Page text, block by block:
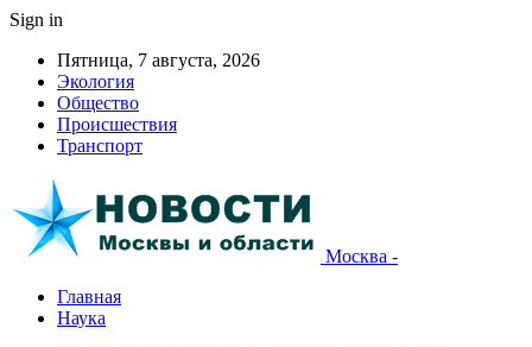
Sign in
Пятница, 7 августа, 2026
Экология
Общество
Происшествия
Транспорт
Москва -
Главная
Наука